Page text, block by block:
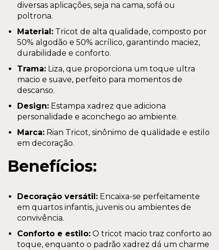
diversas aplicações, seja na cama, sofá ou
poltrona.
Material: Tricot de alta qualidade, composto por
50% algodão e 50% acrílico, garantindo maciez,
durabilidade e conforto.
Trama: Liza, que proporciona um toque ultra
macio e suave, perfeito para momentos de
descanso.
Design: Estampa xadrez que adiciona
personalidade e aconchego ao ambiente.
Marca: Rian Tricot, sinônimo de qualidade e estilo
em decoração.
Benefícios:
Decoração versátil: Encaixa-se perfeitamente
em quartos infantis, juvenis ou ambientes de
convivência.
Conforto e estilo: O tricot macio traz conforto ao
toque, enquanto o padrão xadrez dá um charme